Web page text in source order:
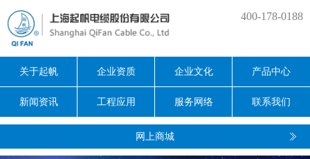
400-178-0188
关于起帆 企业资质 企业文化 产品中心
新闻资讯 工程应用 服务网络 联系我们
网上商城